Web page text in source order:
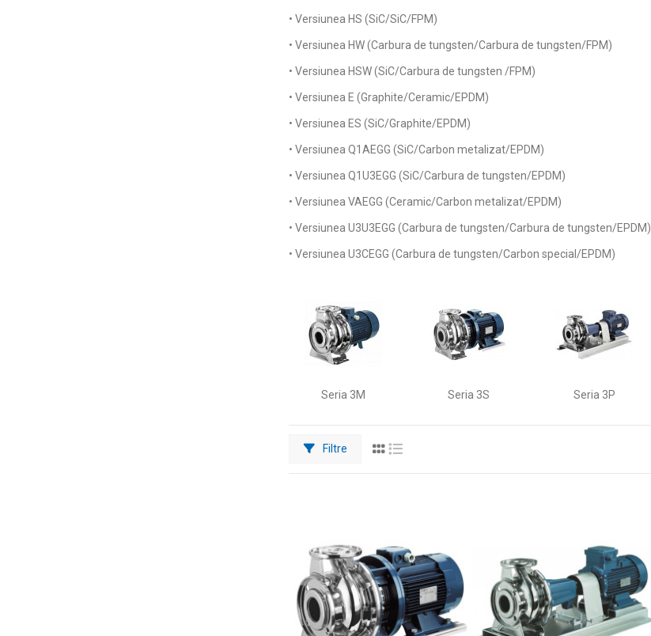
• Versiunea HS (SiC/SiC/FPM)
• Versiunea HW (Carbura de tungsten/Carbura de tungsten/FPM)
• Versiunea HSW (SiC/Carbura de tungsten /FPM)
• Versiunea E (Graphite/Ceramic/EPDM)
• Versiunea ES (SiC/Graphite/EPDM)
• Versiunea Q1AEGG (SiC/Carbon metalizat/EPDM)
• Versiunea Q1U3EGG (SiC/Carbura de tungsten/EPDM)
• Versiunea VAEGG (Ceramic/Carbon metalizat/EPDM)
• Versiunea U3U3EGG (Carbura de tungsten/Carbura de tungsten/EPDM)
• Versiunea U3CEGG (Carbura de tungsten/Carbon special/EPDM)
Seria 3M Seria 3S Seria 3P
Filtre